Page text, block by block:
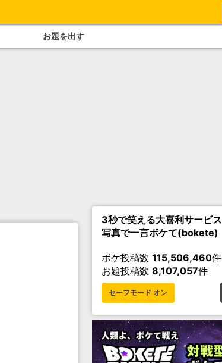
お題を出す
3秒で笑える大喜利サービス
写真で一言ボケて(bokete)
ボケ投稿数 115,506,460件
お題投稿数 8,107,057件
セーフモード オン